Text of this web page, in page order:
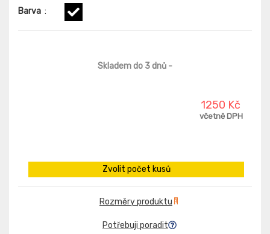
Barva :
Skladem do 3 dnů -
1250 Kč
včetně DPH
Zvolit počet kusů
Rozměry produktu
Potřebuji poradit